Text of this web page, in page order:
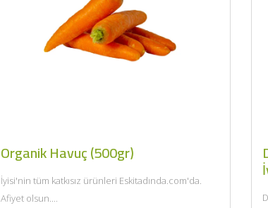
Organik Havuç (500gr)
İyisi'nin tüm katkısız ürünleri Eskitadında.com'da.
Afiyet olsun....